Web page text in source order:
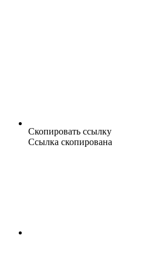
Скопировать ссылку
Ссылка скопирована